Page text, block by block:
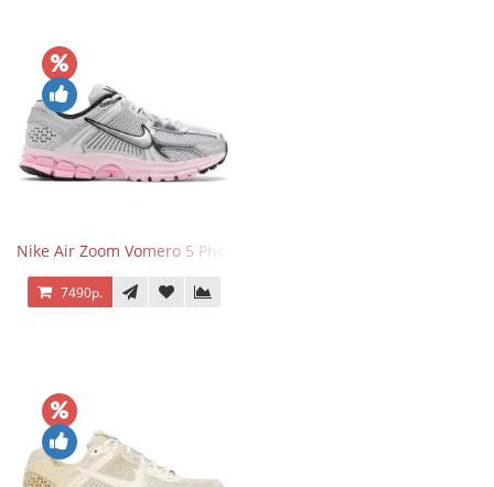
Nike Air Zoom Vomero 5 Photon Dust Pink Foam
7490р.